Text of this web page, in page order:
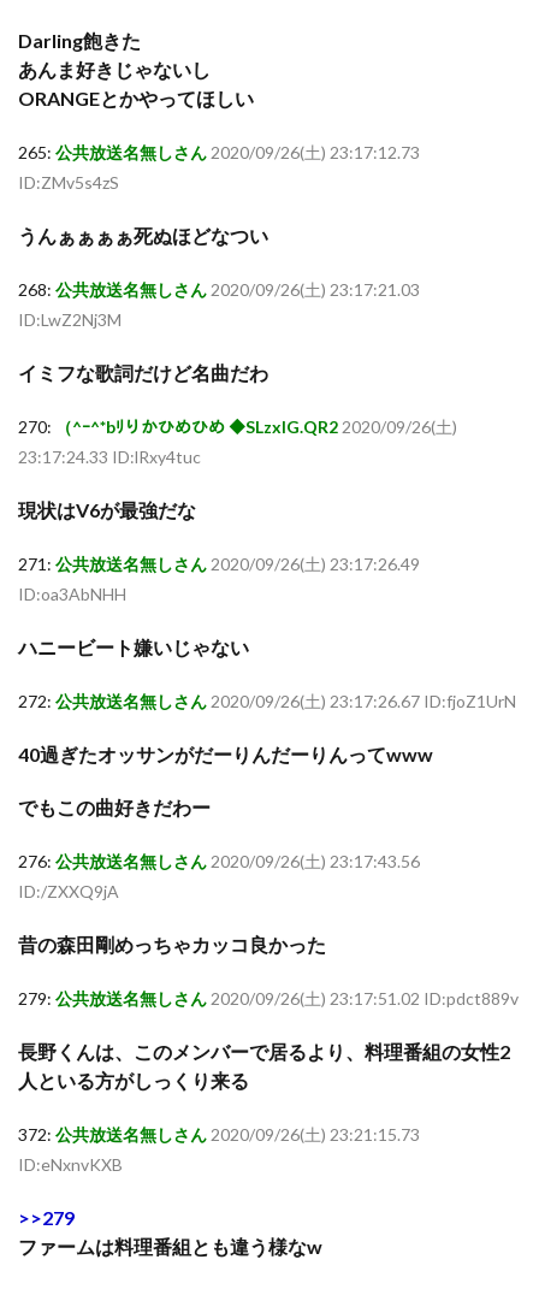
Darling飽きた
あんま好きじゃないし
ORANGEとかやってほしい
265: 公共放送名無しさん2020/09/26(土) 23:17:12.73
ID:ZMv5s4zS
うんぁぁぁぁ死ぬほどなつい
268: 公共放送名無しさん2020/09/26(土) 23:17:21.03
ID:LwZ2Nj3M
イミフな歌詞だけど名曲だわ
270: （^ｰ^*bﾘりかひめひめ ◆SLzxlG.QR22020/09/26(土)
23:17:24.33 ID:lRxy4tuc
現状はV6が最強だな
271: 公共放送名無しさん2020/09/26(土) 23:17:26.49
ID:oa3AbNHH
ハニービート嫌いじゃない
272: 公共放送名無しさん2020/09/26(土) 23:17:26.67 ID:fjoZ1UrN
40過ぎたオッサンがだーりんだーりんってwww
でもこの曲好きだわー
276: 公共放送名無しさん2020/09/26(土) 23:17:43.56
ID:/ZXXQ9jA
昔の森田剛めっちゃカッコ良かった
279: 公共放送名無しさん2020/09/26(土) 23:17:51.02 ID:pdct889v
長野くんは、このメンバーで居るより、料理番組の女性2
人といる方がしっくり来る
372: 公共放送名無しさん2020/09/26(土) 23:21:15.73
ID:eNxnvKXB
>>279
ファームは料理番組とも違う様なw